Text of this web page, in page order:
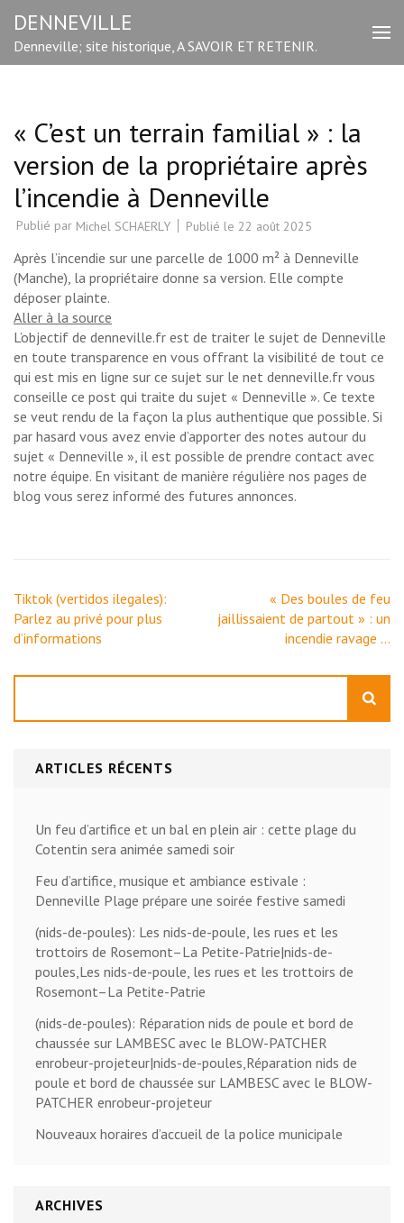
contenu
(Pressez
DENNEVILLE
Denneville; site historique, A SAVOIR ET RETENIR.
« C’est un terrain familial » : la
version de la propriétaire après
l’incendie à Denneville
Publié par Michel SCHAERLY Publié le 22 août 2025
Après l’incendie sur une parcelle de 1000 m² à Denneville
(Manche), la propriétaire donne sa version. Elle compte
déposer plainte.
Aller à la source
L’objectif de denneville.fr est de traiter le sujet de Denneville
en toute transparence en vous offrant la visibilité de tout ce
qui est mis en ligne sur ce sujet sur le net denneville.fr vous
conseille ce post qui traite du sujet « Denneville ». Ce texte
se veut rendu de la façon la plus authentique que possible. Si
par hasard vous avez envie d’apporter des notes autour du
sujet « Denneville », il est possible de prendre contact avec
notre équipe. En visitant de manière régulière nos pages de
blog vous serez informé des futures annonces.
Navigation
de
l’article
Tiktok (vertidos ilegales):
Parlez au privé pour plus
d’informations
« Des boules de feu
jaillissaient de partout » : un
incendie ravage …
ARTICLES RÉCENTS
Un feu d’artifice et un bal en plein air : cette plage du
Cotentin sera animée samedi soir
Feu d’artifice, musique et ambiance estivale :
Denneville Plage prépare une soirée festive samedi
(nids-de-poules): Les nids-de-poule, les rues et les
trottoirs de Rosemont–La Petite-Patrie|nids-de-
poules,Les nids-de-poule, les rues et les trottoirs de
Rosemont–La Petite-Patrie
(nids-de-poules): Réparation nids de poule et bord de
chaussée sur LAMBESC avec le BLOW-PATCHER
enrobeur-projeteur|nids-de-poules,Réparation nids de
poule et bord de chaussée sur LAMBESC avec le BLOW-
PATCHER enrobeur-projeteur
Nouveaux horaires d’accueil de la police municipale
ARCHIVES